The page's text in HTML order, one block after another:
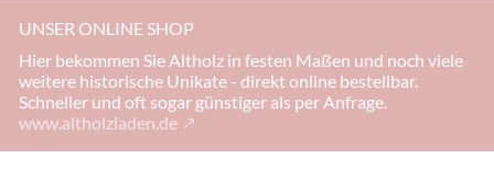
UNSER ONLINE SHOP
Hier bekommen Sie Altholz in festen Maßen und noch viele
weitere historische Unikate - direkt online bestellbar.
Schneller und oft sogar günstiger als per Anfrage.
www.altholzladen.de